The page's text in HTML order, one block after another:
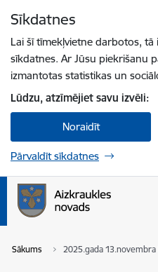
Sīkdatnes
Lai šī tīmekļvietne darbotos,
sīkdatnes. Ar Jūsu piekrišanu
izmantotas statistikas un
Lūdzu, atzīmējiet savu izvēli:
Noraidīt
Pārvaldīt sīkdatnes
Sākums 2025.gada